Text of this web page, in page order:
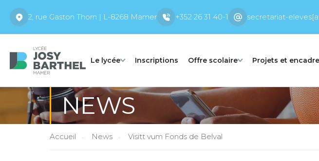
2, rue Gaston Thorn | L-8268 Mamer +352 26 31 40-1 secretariat-
Le lycée Inscriptions Offre scolaire Projets et
NEWS
Accueil News Visitt vum Fonds de Belval